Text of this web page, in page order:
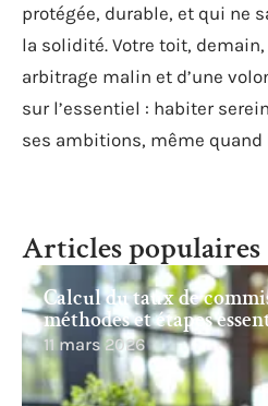
protégée, durable, et qui ne
la solidité. Votre toit, demain,
arbitrage malin et d’une
sur l’essentiel : habiter
ses ambitions, même quand
Articles populaires
Calcul du taux de
méthodes et étapes
11 mars 2026